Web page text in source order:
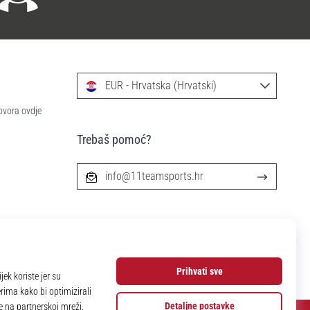
ovdje
EUR - Hrvatska (Hrvatski)
Trebaš pomoć?
info@11teamsports.hr